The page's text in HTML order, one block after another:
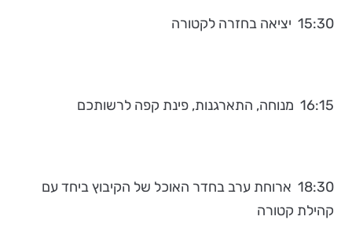
15:30 יציאה בחזרה לקטורה
16:15 מנוחה, התארגנות, פינת קפה לרשותכם
18:30 ארוחת ערב בחדר האוכל של הקיבוץ ביחד עם
קהילת קטורה